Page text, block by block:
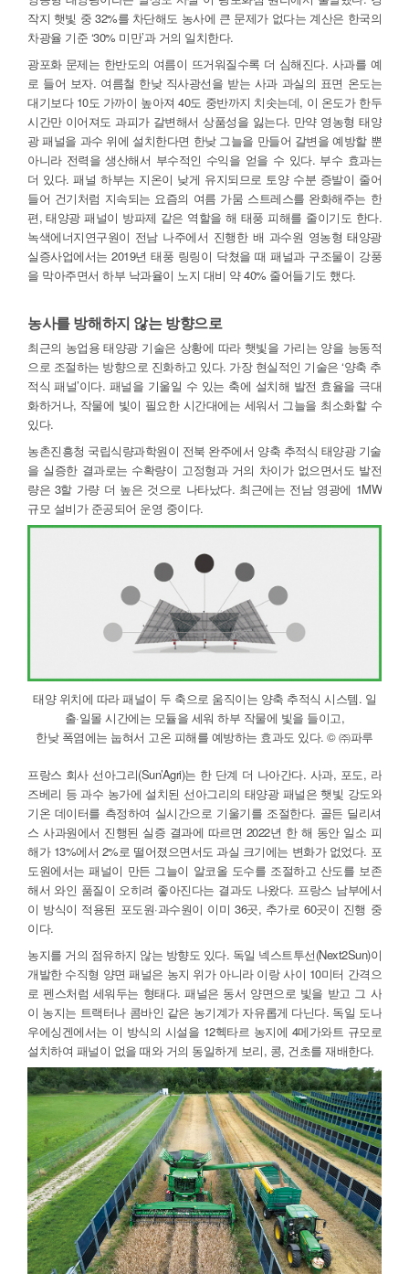
작지 햇빛 중 32%를 차단해도 농사에 큰 문제가 없다는 계산은 한국의
차광율 기준 ‘30% 미만’과 거의 일치한다.
광포화 문제는 한반도의 여름이 뜨거워질수록 더 심해진다. 사과를 예
로 들어 보자. 여름철 한낮 직사광선을 받는 사과 과실의 표면 온도는
대기보다 10도 가까이 높아져 40도 중반까지 치솟는데, 이 온도가 한두
시간만 이어져도 과피가 갈변해서 상품성을 잃는다. 만약 영농형 태양
광 패널을 과수 위에 설치한다면 한낮 그늘을 만들어 갈변을 예방할 뿐
아니라 전력을 생산해서 부수적인 수익을 얻을 수 있다. 부수 효과는
더 있다. 패널 하부는 지온이 낮게 유지되므로 토양 수분 증발이 줄어
들어 건기처럼 지속되는 요즘의 여름 가뭄 스트레스를 완화해주는 한
편, 태양광 패널이 방파제 같은 역할을 해 태풍 피해를 줄이기도 한다.
녹색에너지연구원이 전남 나주에서 진행한 배 과수원 영농형 태양광
실증사업에서는 2019년 태풍 링링이 닥쳤을 때 패널과 구조물이 강풍
을 막아주면서 하부 낙과율이 노지 대비 약 40% 줄어들기도 했다.
농사를 방해하지 않는 방향으로
최근의 농업용 태양광 기술은 상황에 따라 햇빛을 가리는 양을 능동적
으로 조절하는 방향으로 진화하고 있다. 가장 현실적인 기술은 ‘양축 추
적식 패널’이다. 패널을 기울일 수 있는 축에 설치해 발전 효율을 극대
화하거나, 작물에 빛이 필요한 시간대에는 세워서 그늘을 최소화할 수
있다.
농촌진흥청 국립식량과학원이 전북 완주에서 양축 추적식 태양광 기술
을 실증한 결과로는 수확량이 고정형과 거의 차이가 없으면서도 발전
량은 3할 가량 더 높은 것으로 나타났다. 최근에는 전남 영광에 1MW
규모 설비가 준공되어 운영 중이다.
태양 위치에 따라 패널이 두 축으로 움직이는 양축 추적식 시스템. 일
출·일몰 시간에는 모듈을 세워 하부 작물에 빛을 들이고,
한낮 폭염에는 눕혀서 고온 피해를 예방하는 효과도 있다. © ㈜파루
프랑스 회사 선아그리(Sun’Agri)는 한 단계 더 나아간다. 사과, 포도, 라
즈베리 등 과수 농가에 설치된 선아그리의 태양광 패널은 햇빛 강도와
기온 데이터를 측정하여 실시간으로 기울기를 조절한다. 골든 딜리셔
스 사과원에서 진행된 실증 결과에 따르면 2022년 한 해 동안 일소 피
해가 13%에서 2%로 떨어졌으면서도 과실 크기에는 변화가 없었다. 포
도원에서는 패널이 만든 그늘이 알코올 도수를 조절하고 산도를 보존
해서 와인 품질이 오히려 좋아진다는 결과도 나왔다. 프랑스 남부에서
이 방식이 적용된 포도원·과수원이 이미 36곳, 추가로 60곳이 진행 중
이다.
농지를 거의 점유하지 않는 방향도 있다. 독일 넥스트투선(Next2Sun)이
개발한 수직형 양면 패널은 농지 위가 아니라 이랑 사이 10미터 간격으
로 펜스처럼 세워두는 형태다. 패널은 동서 양면으로 빛을 받고 그 사
이 농지는 트랙터나 콤바인 같은 농기계가 자유롭게 다닌다. 독일 도나
우에싱겐에서는 이 방식의 시설을 12헥타르 농지에 4메가와트 규모로
설치하여 패널이 없을 때와 거의 동일하게 보리, 콩, 건초를 재배한다.